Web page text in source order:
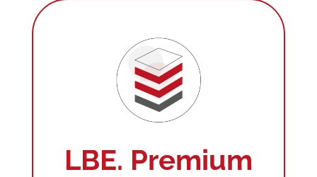
LBE. Premium